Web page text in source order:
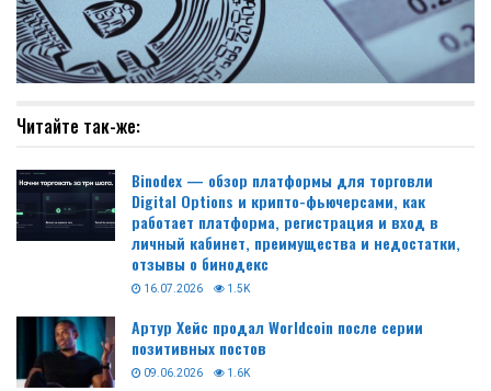
Читайте так-же:
Binodex — обзор платформы для торговли
Digital Options и крипто-фьючерсами, как
работает платформа, регистрация и вход в
личный кабинет, преимущества и недостатки,
отзывы о бинодекс
16.07.2026 1.5K
Артур Хейс продал Worldcoin после серии
позитивных постов
09.06.2026 1.6K